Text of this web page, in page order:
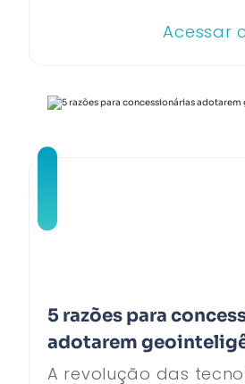
Acessar
5 razões para
adotarem
A revolução das